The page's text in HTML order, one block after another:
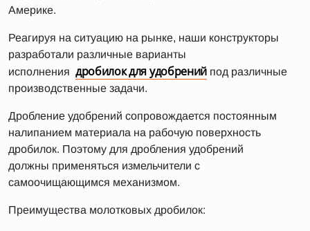
Америке.
Реагируя на ситуацию на рынке, наши конструкторы
разработали различные варианты
исполнения дробилок для удобренийпод различные
производственные задачи.
Дробление удобрений сопровождается постоянным
налипанием материала на рабочую поверхность
дробилок. Поэтому для дробления удобрений
должны применяться измельчители с
самоочищающимся механизмом.
Преимущества молотковых дробилок: